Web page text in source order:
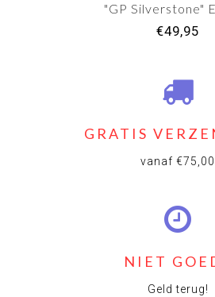
"GP Silverstone"
€49,95
GRATIS
vanaf €75,00
NIET
Geld terug!